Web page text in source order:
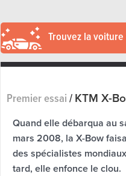
Trouvez la
Premier essai/KTM X-
Quand elle débarqua au
mars 2008, la X-Bow
des spécialistes
tard, elle enfonce le clou.